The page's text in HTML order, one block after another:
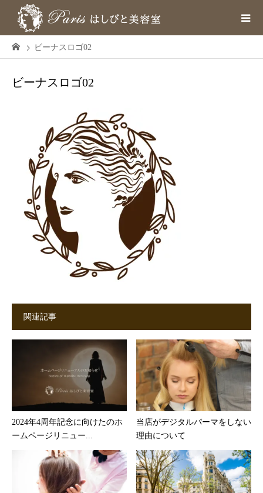
ビーナスロゴ02
ビーナスロゴ02
関連記事
2024年4周年記念に向けたのホ
ームページリニュー...
当店がデジタルパーマをしない
理由について